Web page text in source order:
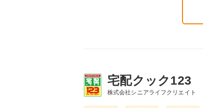
宅配クック123
株式会社シニアライフクリエイト